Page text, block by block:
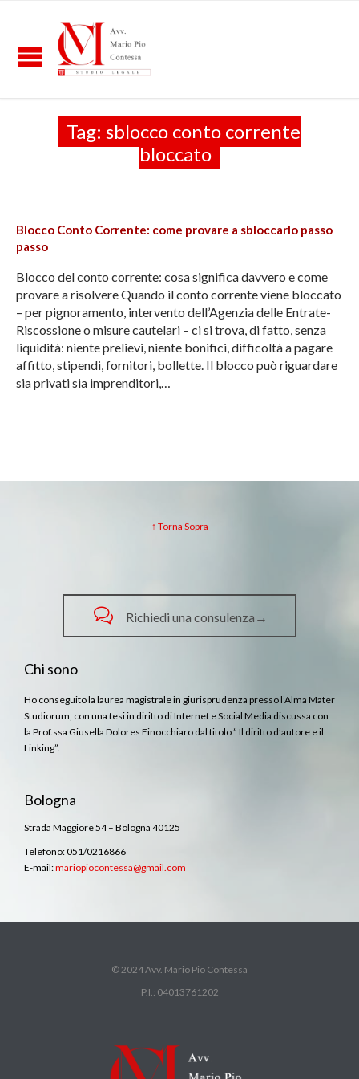
Tag: sblocco conto corrente
bloccato
Blocco Conto Corrente: come provare a sbloccarlo passo
passo
Blocco del conto corrente: cosa significa davvero e come
provare a risolvere Quando il conto corrente viene bloccato
– per pignoramento, intervento dell’Agenzia delle Entrate-
Riscossione o misure cautelari – ci si trova, di fatto, senza
liquidità: niente prelievi, niente bonifici, difficoltà a pagare
affitto, stipendi, fornitori, bollette. Il blocco può riguardare
sia privati sia imprenditori,…
– ↑ Torna Sopra –
 Richiedi una consulenza→
Chi sono
Ho conseguito la laurea magistrale in giurisprudenza presso l’Alma Mater
Studiorum, con una tesi in diritto di Internet e Social Media discussa con
la Prof.ssa Giusella Dolores Finocchiaro dal titolo ” Il diritto d’autore e il
Linking”.
Bologna
Strada Maggiore 54 – Bologna 40125
Telefono: 051/0216866
E-mail:mariopiocontessa@gmail.com
© 2024 Avv. Mario Pio Contessa
P.I.: 04013761202